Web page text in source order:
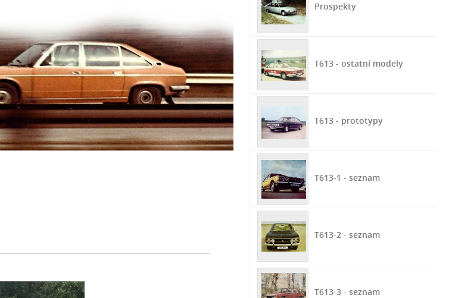
Prospekty
T613 - ostatní modely
T613 - prototypy
T613-1 - seznam
T613-2 - seznam
T613-3 - seznam